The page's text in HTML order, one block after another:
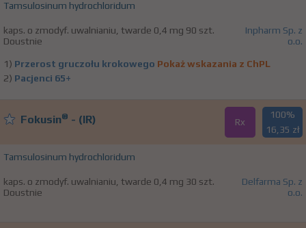
Tamsulosinum hydrochloridum
kaps. o zmodyf. uwalnianiu, twarde 0,4 mg 90 szt.
Doustnie
Inpharm Sp. z
o.o.
1) Przerost gruczołu krokowego Pokaż wskazania z ChPL
2) Pacjenci 65+
Fokusin® - (IR) Rx
100%
16,35 zł
Tamsulosinum hydrochloridum
kaps. o zmodyf. uwalnianiu, twarde 0,4 mg 30 szt.
Doustnie
Delfarma Sp. z
o.o.